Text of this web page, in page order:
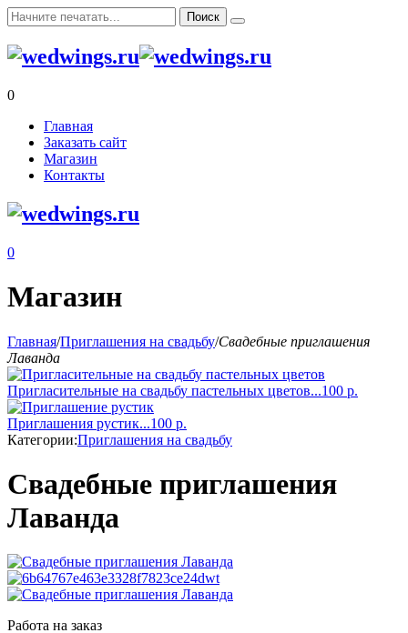
0
Главная
Заказать сайт
Магазин
Контакты
0
Магазин
Главная/Приглашения на свадьбу/Свадебные приглашения
Лаванда
Пригласительные на свадьбу пастельных цветов...100 р.
Приглашения рустик...100 р.
Категории:Приглашения на свадьбу
Свадебные приглашения
Лаванда
Работа на заказ